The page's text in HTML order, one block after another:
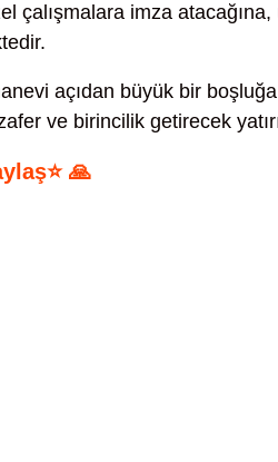
çalışmalara imza
açıdan büyük bir
ve birincilik getirecek
🙏